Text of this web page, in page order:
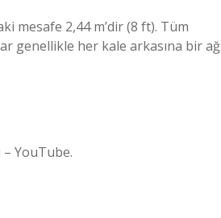
mesafe 2,44 m’dir (8 ft). Tüm
genellikle her kale arkasına bir ağ
– YouTube.